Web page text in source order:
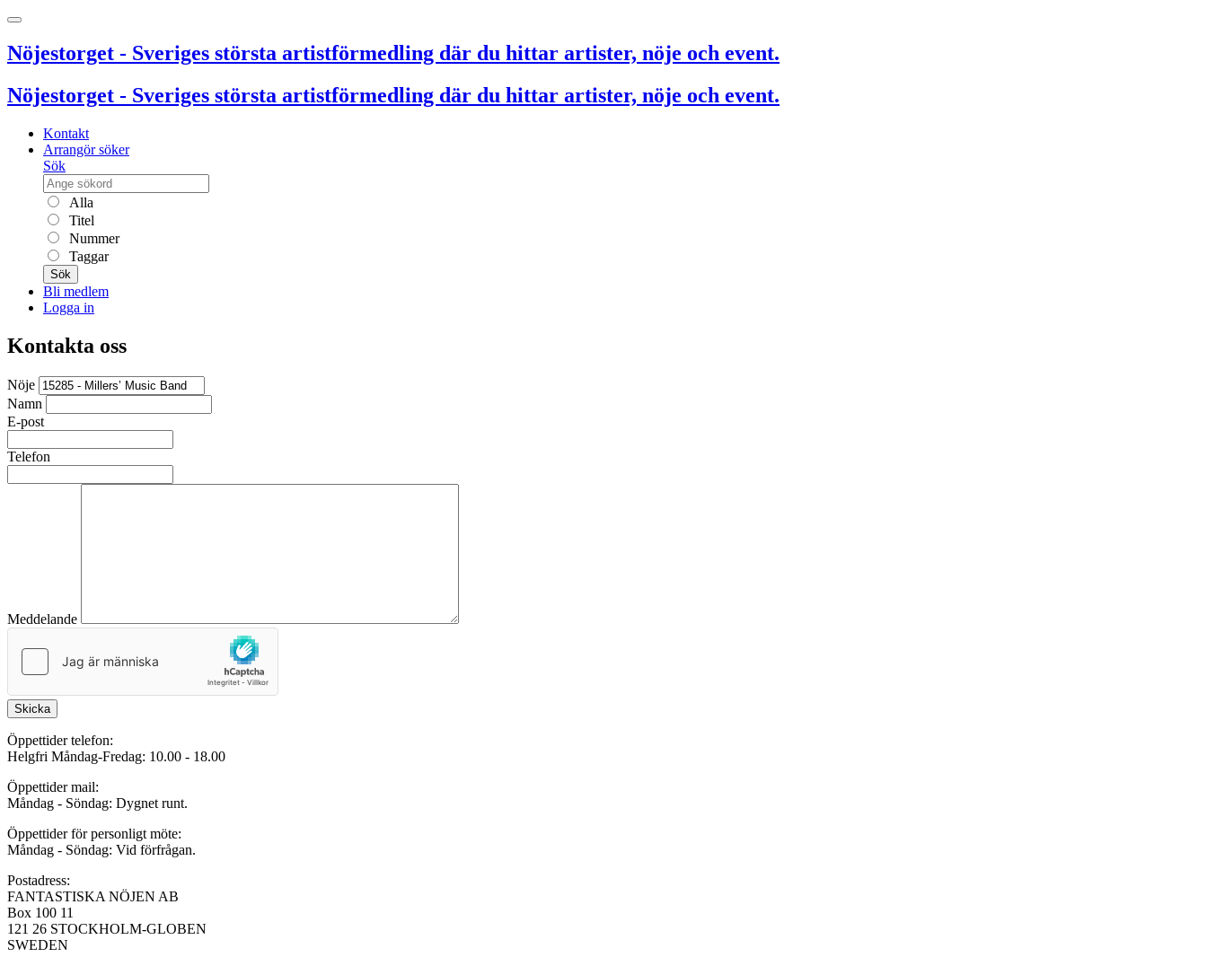
Nöjestorget - Sveriges största artistförmedling där du hittar artister, nöje och event.
Nöjestorget - Sveriges största artistförmedling där du hittar artister, nöje och event.
Kontakt
Arrangör söker
Sök
Alla
Titel
Nummer
Taggar
Sök
Bli medlem
Logga in
Kontakta oss
Nöje
Namn
E-post
Telefon
Meddelande
Skicka
Öppettider telefon:
Helgfri Måndag-Fredag: 10.00 - 18.00
Öppettider mail:
Måndag - Söndag: Dygnet runt.
Öppettider för personligt möte:
Måndag - Söndag: Vid förfrågan.
Postadress:
FANTASTISKA NÖJEN AB
Box 100 11
121 26 STOCKHOLM-GLOBEN
SWEDEN